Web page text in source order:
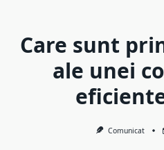
Care sunt
ale unei
Comunicat